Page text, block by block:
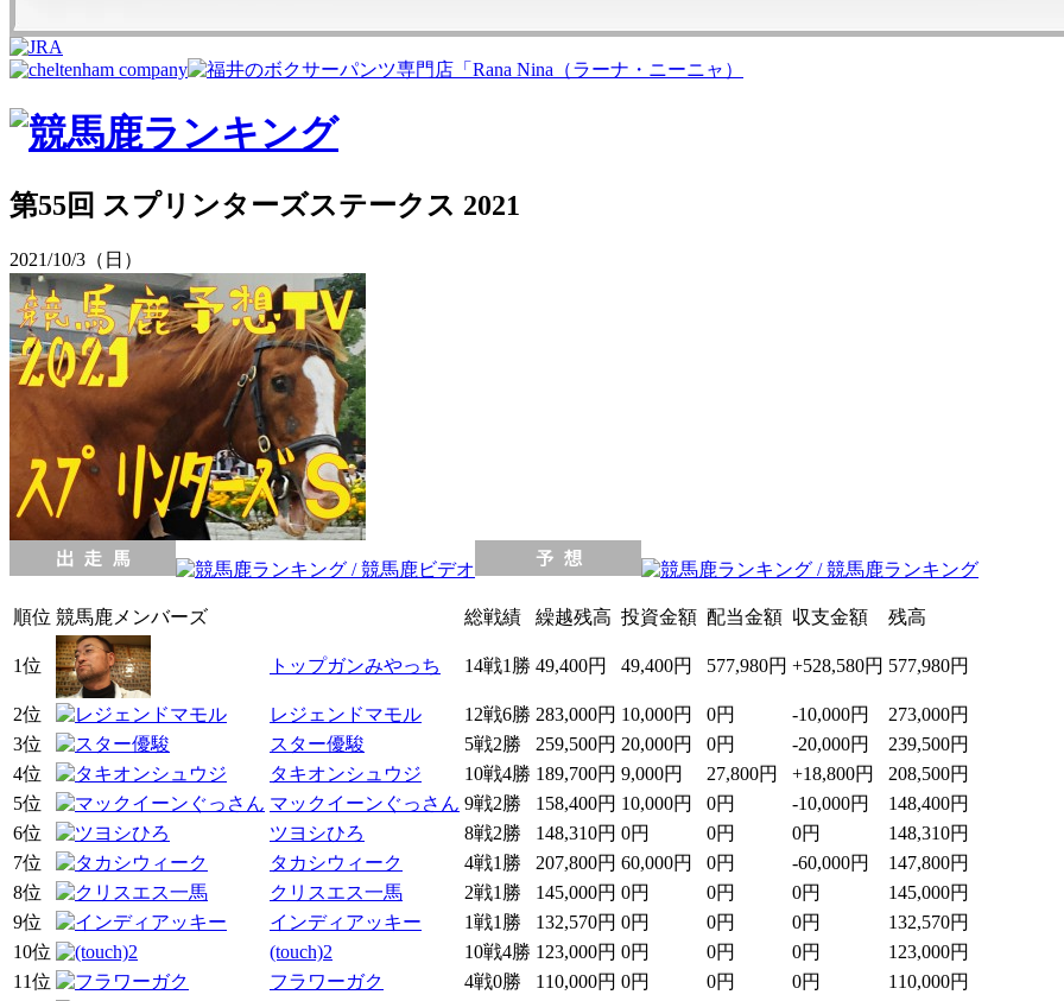
第55回 スプリンターズステークス 2021
2021/10/3（日）
順位 競馬鹿メンバーズ 総戦績 繰越残高 投資金額 配当金額 収支金額 残高
1位 トップガンみやっち 14戦1勝 49,400円 49,400円 577,980円 +528,580円 577,980円
2位 レジェンドマモル 12戦6勝 283,000円 10,000円 0円 -10,000円
273,000円
3位
スター優駿 5戦2勝 259,500円 20,000円 0円 -20,000円
239,500円
4位
タキオンシュウジ 10戦4勝 189,700円 9,000円 27,800円 +18,800円
208,500円
5位
マックイーンぐっさん 9戦2勝 158,400円 10,000円 0円 -10,000円
148,400円
6位
ツヨシひろ 8戦2勝 148,310円 0円 0円 0円
148,310円
7位
タカシウィーク 4戦1勝 207,800円 60,000円 0円 -60,000円
147,800円
8位
クリスエス一馬 2戦1勝 145,000円 0円 0円 0円
145,000円
9位
インディアッキー 1戦1勝 132,570円 0円 0円 0円
132,570円
10位
(touch)2 10戦4勝 123,000円 0円 0円 0円
123,000円
11位
フラワーガク 4戦0勝 110,000円 0円 0円 0円
110,000円